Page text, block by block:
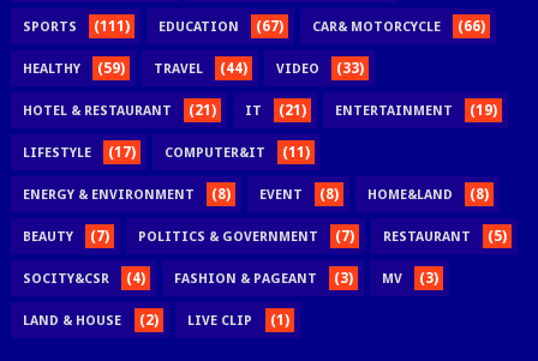
SPORTS (111) EDUCATION (67) CAR& MOTORCYCLE (66)
HEALTHY (59) TRAVEL (44) VIDEO (33)
HOTEL & RESTAURANT (21) IT (21) ENTERTAINMENT (19)
LIFESTYLE (17) COMPUTER&IT (11)
ENERGY & ENVIRONMENT (8) EVENT (8) HOME&LAND (8)
BEAUTY (7) POLITICS & GOVERNMENT (7) RESTAURANT (5)
SOCITY&CSR (4) FASHION & PAGEANT (3) MV (3)
LAND & HOUSE (2) LIVE CLIP (1)